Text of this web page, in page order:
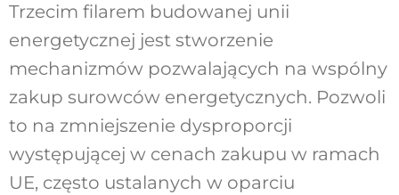
Trzecim filarem budowanej unii
energetycznej jest stworzenie
mechanizmów pozwalających na wspólny
zakup surowców energetycznych. Pozwoli
to na zmniejszenie dysproporcji
występującej w cenach zakupu w ramach
UE, często ustalanych w oparciu